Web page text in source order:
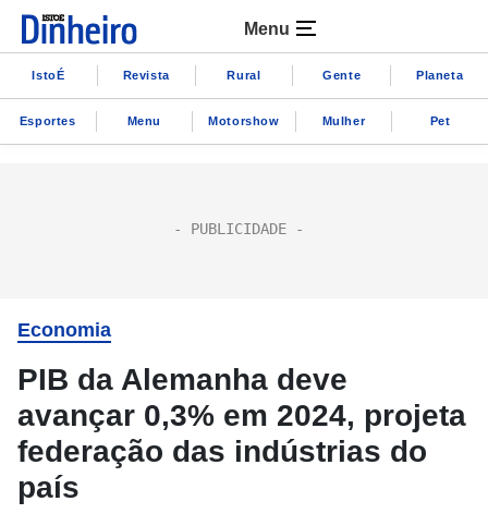
Menu
IstoÉ Revista Rural Gente Planeta
Esportes Menu Motorshow Mulher Pet
Economia
PIB da Alemanha deve
avançar 0,3% em 2024, projeta
federação das indústrias do
país